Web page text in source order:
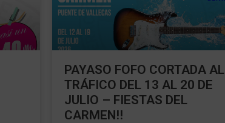
PAYASO FOFO CORTADA AL
TRÁFICO DEL 13 AL 20 DE
JULIO – FIESTAS DEL
CARMEN!!